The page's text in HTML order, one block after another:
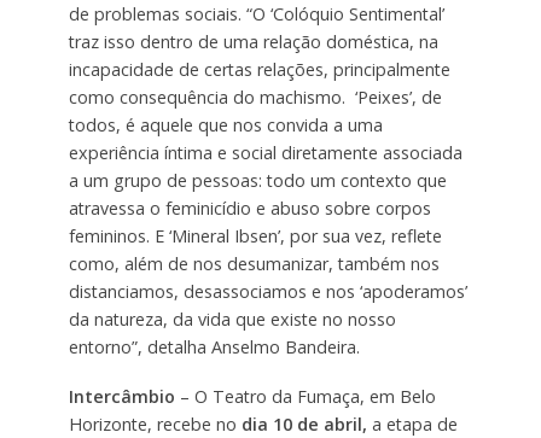
de problemas sociais. “O ‘Colóquio Sentimental’
traz isso dentro de uma relação doméstica, na
incapacidade de certas relações, principalmente
como consequência do machismo. ‘Peixes’, de
todos, é aquele que nos convida a uma
experiência íntima e social diretamente associada
a um grupo de pessoas: todo um contexto que
atravessa o feminicídio e abuso sobre corpos
femininos. E ‘Mineral Ibsen’, por sua vez, reflete
como, além de nos desumanizar, também nos
distanciamos, desassociamos e nos ‘apoderamos’
da natureza, da vida que existe no nosso
entorno”, detalha Anselmo Bandeira.
Intercâmbio – O Teatro da Fumaça, em Belo
Horizonte, recebe no dia 10 de abril, a etapa de